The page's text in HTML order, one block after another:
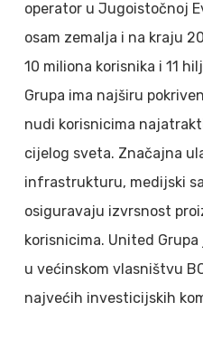
operator u Jugoistočnoj
osam zemalja i na kraju
10 miliona korisnika i 11
Grupa ima najširu
nudi korisnicima
cijelog sveta. Značajna
infrastrukturu, medijski
osiguravaju izvrsnost
korisnicima. United
u većinskom vlasništvu
najvećih investicijskih